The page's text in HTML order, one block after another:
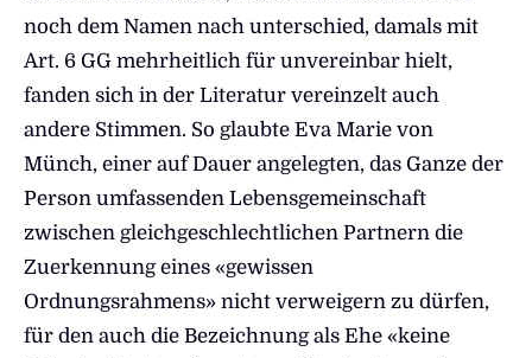
noch dem Namen nach unterschied, damals mit
Art. 6 GG mehrheitlich für unvereinbar hielt,
fanden sich in der Literatur vereinzelt auch
andere Stimmen. So glaubte Eva Marie von
Münch, einer auf Dauer angelegten, das Ganze der
Person umfassenden Lebensgemeinschaft
zwischen gleichgeschlechtlichen Partnern die
Zuerkennung eines «gewissen
Ordnungsrahmens» nicht verweigern zu dürfen,
für den auch die Bezeichnung als Ehe «keine